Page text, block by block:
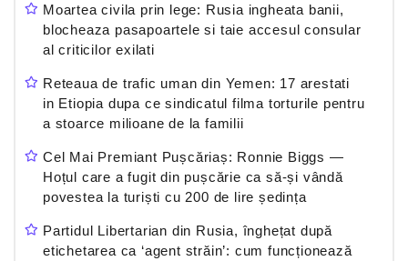
Moartea civila prin lege: Rusia ingheata banii,
blocheaza pasapoartele si taie accesul consular
al criticilor exilati
Reteaua de trafic uman din Yemen: 17 arestati
in Etiopia dupa ce sindicatul filma torturile pentru
a stoarce milioane de la familii
Cel Mai Premiant Pușcăriaș: Ronnie Biggs —
Hoțul care a fugit din pușcărie ca să-și vândă
povestea la turiști cu 200 de lire ședința
Partidul Libertarian din Rusia, înghețat după
etichetarea ca ‘agent străin’: cum funcționează